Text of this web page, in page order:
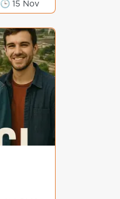
🕒 15 Nov